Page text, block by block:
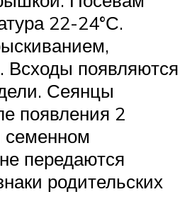
22-24°С.
Всходы появляются
Сеянцы
появления 2
семенном
передаются
родительских